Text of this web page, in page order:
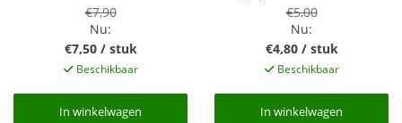
€7,90
Nu:
€7,50 / stuk
Beschikbaar
In winkelwagen
In winkelwagen
€5,00
Nu:
€4,80 / stuk
Beschikbaar
In winkelwagen
In winkelwagen